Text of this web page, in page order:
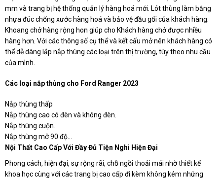
mm và trang bị hệ thống quản lý hàng hoá mới. Lót thùng làm bằng
nhựa đúc chống xước hàng hoá và bảo vệ đầu gối của khách hàng.
Khoang chở hàng rộng hon giúp cho Khách hàng chở được nhiều
hàng hơn. Với các thông số cụ thể và kết cấu mở nên khách hàng có
thể dễ dàng lắp nắp thùng các loại trên thị trường, tùy theo nhu cầu
của mình.
Các loại nắp thùng cho Ford Ranger 2023
Nắp thùng thấp
Nắp thùng cao có đèn và không đèn.
Nắp thùng cuộn.
Nắp thùng mở 90 độ…
Nội Thất Cao Cấp Với Đầy Đủ Tiện Nghi Hiện Đại
Phong cách, hiện đại, sự rộng rãi, chỗ ngồi thoải mái nhờ thiết kế
khoa học cùng với các trang bị cao cấp đi kèm không kém những